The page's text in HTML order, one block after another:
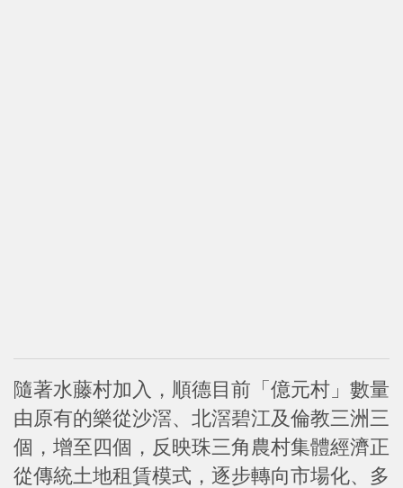
隨著水藤村加入，順德目前「億元村」數量
由原有的樂從沙滘、北滘碧江及倫教三洲三
個，增至四個，反映珠三角農村集體經濟正
從傳統土地租賃模式，逐步轉向市場化、多